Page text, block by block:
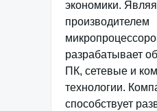
экономики.
производителем
разрабатывает
ПК, сетевые и
технологии.
способствует